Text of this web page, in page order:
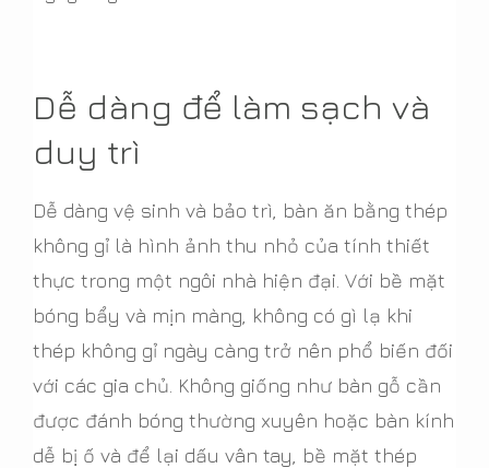
Dễ dàng để làm sạch và
duy trì
Dễ dàng vệ sinh và bảo trì, bàn ăn bằng thép
không gỉ là hình ảnh thu nhỏ của tính thiết
thực trong một ngôi nhà hiện đại. Với bề mặt
bóng bẩy và mịn màng, không có gì lạ khi
thép không gỉ ngày càng trở nên phổ biến đối
với các gia chủ. Không giống như bàn gỗ cần
được đánh bóng thường xuyên hoặc bàn kính
dễ bị ố và để lại dấu vân tay, bề mặt thép